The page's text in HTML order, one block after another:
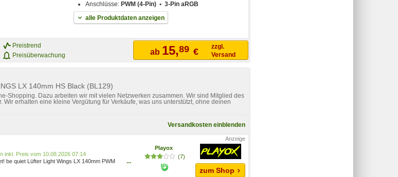
Anschlüsse: PWM (4-Pin) • 3-Pin aRGB
alle Produktdaten anzeigen
Preistrend
Preisüberwachung
ab 15,89 €
zzgl.
Versand
LX 140mm HS Black (BL129)
Shopping. Dazu arbeiten wir mit vielen Netzwerken zusammen. Wir sind Mitglied des
Wir erhalten eine kleine Vergütung für Verkäufe, was uns unterstützt, ohne deinen
Versandkosten einblenden
Preis vom 10.08.2026 07:14
be quiet Lüfter Light Wings LX 140mm PWM
...
Playox
(7)
zum Shop